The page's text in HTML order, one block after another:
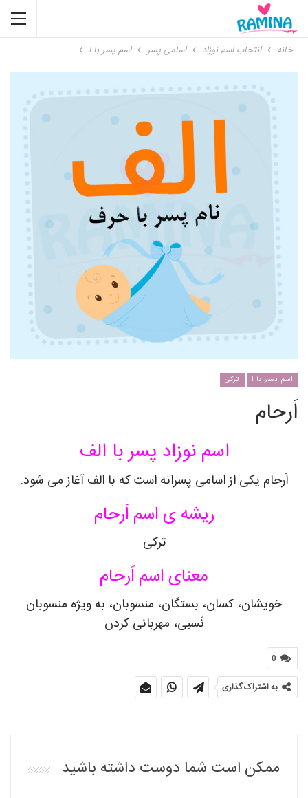
خانه انتخاب اسم نوزاد اسامی پسر اسم پسر با ا
اسم پسر با ا ترکی
اَرحام
اسم نوزاد پسر با الف
اَرحام یکی از اسامی پسرانه است که با الف آغاز می شود.
ریشه ی اسم اَرحام
ترکی
معنای اسم اَرحام
خویشان، کسان، بستگان، منسوبان، به ویژه منسوبان
نَسبی، مهربانی کردن
0
به اشتراک گذاری
ممکن است شما دوست داشته باشید